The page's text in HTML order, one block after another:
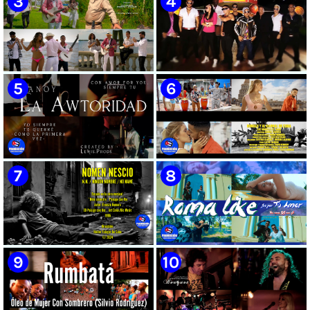
🟡 Susel Gómez (La China) ||
¨Oye Mi Leloley¨ || Director:
Onelio Jesús Larralde González
|| Música popular bailable
cubana || Videoclip || CUBA
🟢 Pirro | ¨Vuelve a mi¨ |
Videoclip | Música Urbana
Cubana | Artistas Cubanos |
Canción | CUBA
🟡 Tico González - ¨Aunque se
pare la mula¨ - Videoclip -
Dirección: John Meriles -
Roberto C. González
🔴 Osmani García & Varios
Artistas | ¨Chupi Chupi¨ |
Director: Joel Guilian | Videoclip
| Música Urbana Cubana |
Artistas Cubanos | Canción |
CUBA
🟢 Hanoy La Awtoridad |
¨Siempre Tú¨ | Director:
LEWIS.PRODS | Videoclip |
Música Urbana Cubana |
Artistas Cubanos | Canción |
CUBA
🟡 Ronald & El Karnal de Cuba
- ¨Que bonito es el amor¨ 📺
Videoclip - 🎬 Director: Andros
Barroso